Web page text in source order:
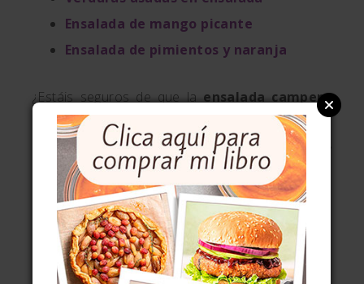
Ensalada de mango picante
Ensalada de pimientos y naranja
¿Estáis seguros de que laensalada campera
tradicionalos parece aburrida y sosa? Eso es
porque no la habéis hecho en casa con cariño y
buenos ingredientes. Venga, a ponerse con ello.